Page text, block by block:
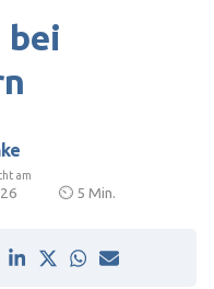
bei
am
⏲ 5 Min.